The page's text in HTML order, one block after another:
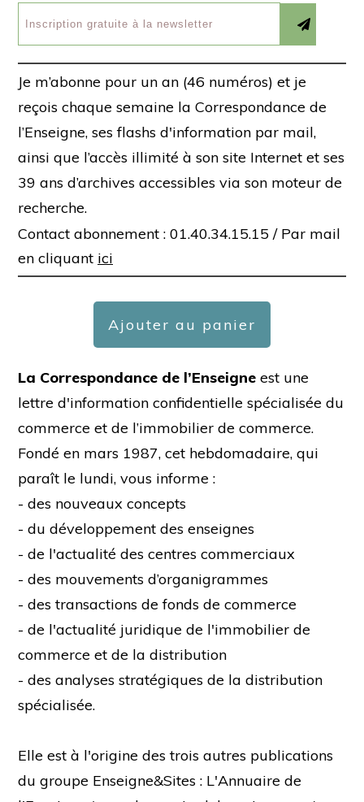
Je m’abonne pour un an (46 numéros) et je
reçois chaque semaine la Correspondance de
l’Enseigne, ses flashs d'information par mail,
ainsi que l’accès illimité à son site Internet et ses
39 ans d’archives accessibles via son moteur de
recherche.
Contact abonnement : 01.40.34.15.15 / Par mail
en cliquant ici
Ajouter au panier
La Correspondance de l’Enseigne est une
lettre d'information confidentielle spécialisée du
commerce et de l’immobilier de commerce.
Fondé en mars 1987, cet hebdomadaire, qui
paraît le lundi, vous informe :
- des nouveaux concepts
- du développement des enseignes
- de l'actualité des centres commerciaux
- des mouvements d’organigrammes
- des transactions de fonds de commerce
- de l'actualité juridique de l'immobilier de
commerce et de la distribution
- des analyses stratégiques de la distribution
spécialisée.
Elle est à l'origine des trois autres publications
du groupe Enseigne&Sites : L'Annuaire de